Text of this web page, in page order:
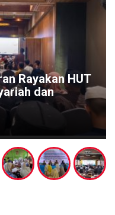
Rayakan HUT
dan